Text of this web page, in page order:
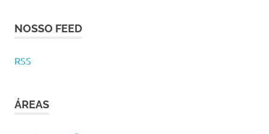
NOSSO FEED
RSS
ÁREAS